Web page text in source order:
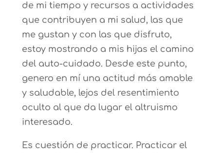
de mi tiempo y recursos a actividades
que contribuyen a mi salud, las que
me gustan y con las que disfruto,
estoy mostrando a mis hijas el camino
del auto-cuidado. Desde este punto,
genero en mí una actitud más amable
y saludable, lejos del resentimiento
oculto al que da lugar el altruismo
interesado.
Es cuestión de practicar. Practicar el